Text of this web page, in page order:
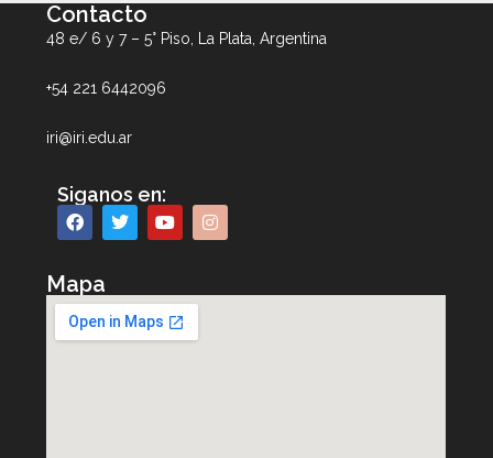
Contacto
48 e/ 6 y 7 – 5° Piso, La Plata, Argentina
+54 221 6442096
iri@iri.edu.ar
Siganos en:
Mapa